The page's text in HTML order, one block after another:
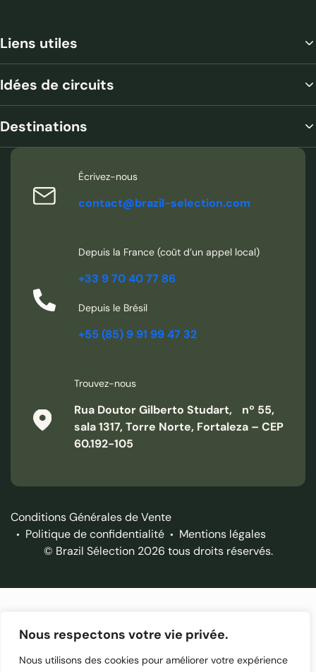
Nous respectons votre vie privée.
Nous utilisons des cookies pour améliorer votre expérience
Liens utiles
Idées de circuits
Destinations
Écrivez-nous
contact@brazil-selection.com
Depuis la France (coût d’un appel local)
+33 9 70 40 77 86
Depuis le Brésil
+55 (85) 9 91 99 47 32
Trouvez-nous
Rua Doutor Gilberto Studart, nº 55,
sala 1317, Torre Norte, Fortaleza – CEP
60.192-105
Conditions Générales de Vente
Politique de confidentialité
Mentions légales
© Brazil Sélection 2026 tous droits réservés.